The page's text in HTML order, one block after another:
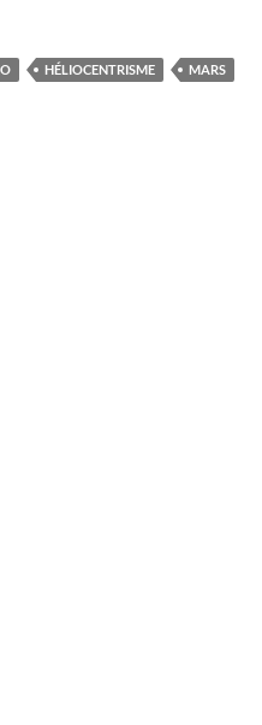
HÉLIOCENTRISME
MARS